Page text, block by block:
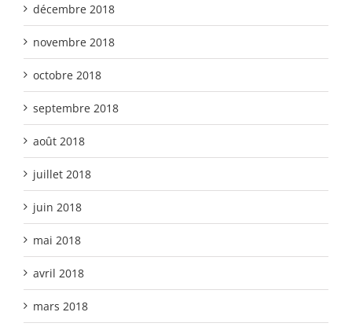
décembre 2018
novembre 2018
octobre 2018
septembre 2018
août 2018
juillet 2018
juin 2018
mai 2018
avril 2018
mars 2018